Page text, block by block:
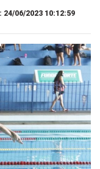
06/2023 10:12:59